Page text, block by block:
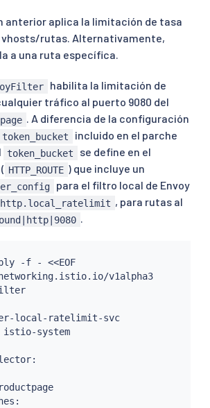
envoy.filters.http.local_ratelimit
type.googleapis.com/
stat_prefix: http_local_rate_limiter
token_bucket:
max_tokens: 4
tokens_per_fill: 4
fill_interval: 60s
filter_enabled:
runtime_key:
default_value:
numerator: 100
denominator: HUNDRED
filter_enforced:
default_value:
numerator: 100
denominator: HUNDRED
response_headers_to_add:
- append:
false
header:
key: x-local-rate-limit
value:
anterior aplica la limitación de tasa
vhosts/rutas. Alternativamente,
a una ruta específica.
habilita la limitación de
tráfico al puerto 9080 del
. A diferencia de la configuración
token_bucket incluido en el parche
token_bucket
se define en el
HTTP_ROUTE ) que incluye un
para el filtro local de Envoy
, para rutas al
.
-f - <<EOF
v1alpha3
local-ratelimit-svc
system